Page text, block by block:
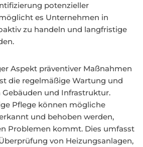
potenzieller
es Unternehmen in
zu handeln und langfristige
Aspekt präventiver Maßnahmen
die regelmäßige Wartung und
und Infrastruktur.
Pflege können mögliche
und behoben werden,
Problemen kommt. Dies umfasst
von Heizungsanlagen,